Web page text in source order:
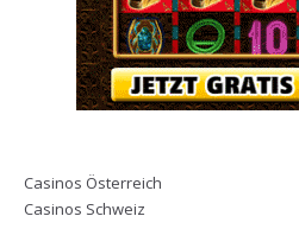
Casinos Österreich
Casinos Schweiz